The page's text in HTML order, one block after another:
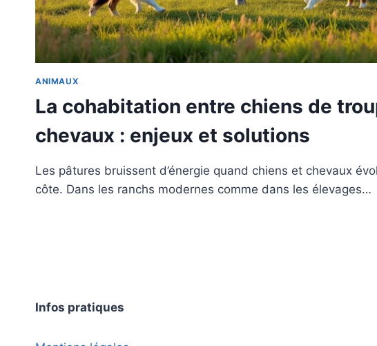
ANIMAUX
La cohabitation entre chiens de
chevaux : enjeux et solutions
Les pâtures bruissent d’énergie quand chiens et chevaux
côte. Dans les ranchs modernes comme dans les élevages…
Infos pratiques